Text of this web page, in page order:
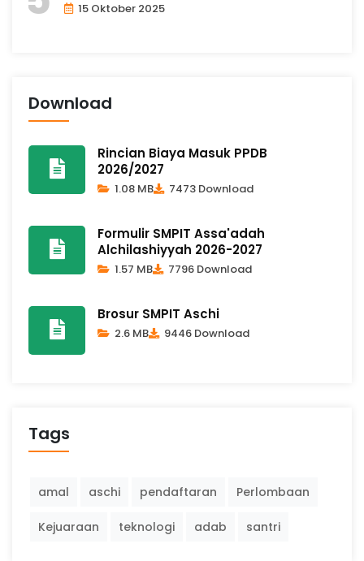
15 Oktober 2025
Download
Rincian Biaya Masuk PPDB
2026/2027
1.08 MB 7473 Download
Formulir SMPIT Assa'adah
Alchilashiyyah 2026-2027
1.57 MB 7796 Download
Brosur SMPIT Aschi
2.6 MB 9446 Download
Tags
amal aschi pendaftaran Perlombaan
Kejuaraan teknologi adab santri